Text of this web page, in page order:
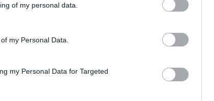
of my personal data.
my Personal Data.
my Personal Data for Targeted